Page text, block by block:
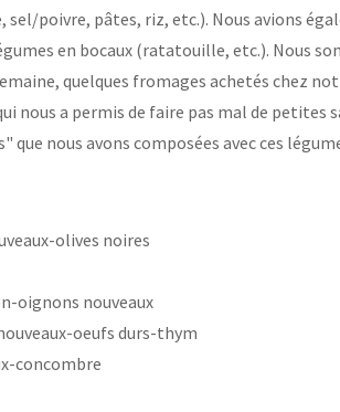
poivre, pâtes, riz, etc.). Nous avions
en bocaux (ratatouille, etc.). Nous
quelques fromages achetés chez
nous a permis de faire pas mal de petites
nous avons composées avec ces
olives noires
oignons nouveaux
oeufs durs-thym
concombre